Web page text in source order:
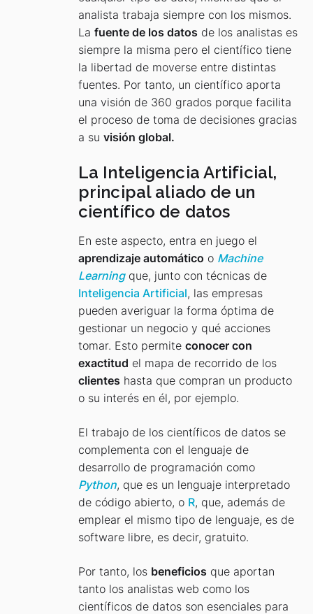
analista trabaja siempre con los mismos.
La fuente de los datos de los analistas es
siempre la misma pero el científico tiene
la libertad de moverse entre distintas
fuentes. Por tanto, un científico aporta
una visión de 360 grados porque facilita
el proceso de toma de decisiones gracias
a su visión global.
La Inteligencia Artificial,
principal aliado de un
científico de datos
En este aspecto, entra en juego el
aprendizaje automático o Machine
Learningque, junto con técnicas de
Inteligencia Artificial, las empresas
pueden averiguar la forma óptima de
gestionar un negocio y qué acciones
tomar. Esto permite conocer con
exactitud el mapa de recorrido de los
clientes hasta que compran un producto
o su interés en él, por ejemplo.
El trabajo de los científicos de datos se
complementa con el lenguaje de
desarrollo de programación como
Python, que es un lenguaje interpretado
de código abierto, o R, que, además de
emplear el mismo tipo de lenguaje, es de
software libre, es decir, gratuito.
Por tanto, los beneficios que aportan
tanto los analistas web como los
científicos de datos son esenciales para